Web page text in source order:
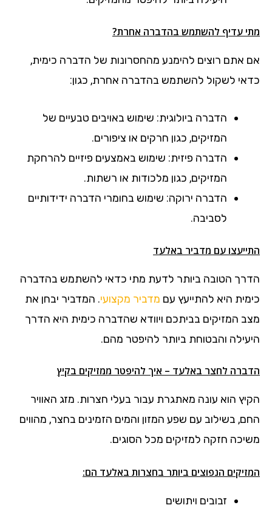
מתי עדיף להשתמש בהדברה אחרת?
אם אתם רוצים להימנע מהחסרונות של הדברה כימית,
כדאי לשקול להשתמש בהדברה אחרת, כגון:
הדברה ביולוגית: שימוש באויבים טבעיים של
המזיקים, כגון חרקים או ציפורים.
הדברה פיזית: שימוש באמצעים פיזיים להרחקת
המזיקים, כגון מלכודות או רשתות.
הדברה ירוקה: שימוש בחומרי הדברה ידידותיים
לסביבה.
התייעצו עם מדביר באלעד
הדרך הטובה ביותר לדעת מתי כדאי להשתמש בהדברה
כימית היא להתייעץ עם מדביר מקצועי. המדביר יבחן את
מצב המזיקים בביתכם ויוודא שהדברה כימית היא הדרך
היעילה והבטוחת ביותר להיפטר מהם.
הדברה לחצר באלעד – איך להיפטר ממזיקים בקיץ
הקיץ הוא עונה מאתגרת עבור בעלי חצרות. מזג האוויר
החם, בשילוב עם שפע המזון והמים הזמינים בחצר, מהווים
משיכה חזקה למזיקים מכל הסוגים.
המזיקים הנפוצים ביותר בחצרות באלעד הם:
זבובים ויתושים